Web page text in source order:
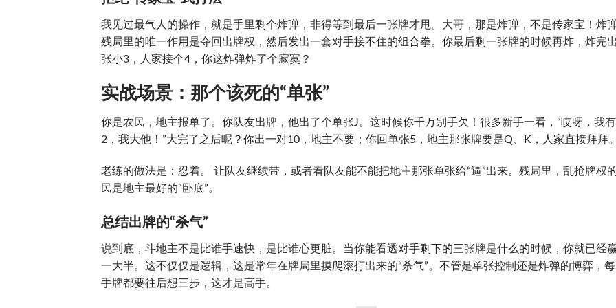
我见过最气人的操作，就是手里剩个炸弹，非得等到最后一张牌才甩。大哥，那是炸弹，不是传家宝！炸
残局里的唯一作用是夺回出牌权，然后发出一套对手接不住的组合拳。你最后剩一张牌的时候再炸，炸完
张小3，人家接个4，你这炸弹炸了个寂寞？
实战场景：那个该死的“单张”
你是农民，地主报单了。你队友出牌，他出了个单张J。这时候你千万别手欠！很多新手一看，“哎呀，我有
2，我大他！”大完了之后呢？你出一对10，地主不要；你回单张5，地主那张牌要是Q、K，人家直接拜拜。
老练的做法是：忍着。 让队友继续带，或者看队友能不能把地主那张单张给“逼”出来。残局里，乱抢牌权
民是地主最好的“卧底”。
总结出牌的“杀气”
说到底，斗地主不是比谁手速快，是比谁心更脏。当你能看透对手剩下的三张牌是什么的时候，你就已经
一大半。这不仅仅是逻辑，这是常年在牌局里摸爬滚打出来的“杀气”。不管是单张控制还是炸弹的博弈，
手牌都要往后想三步，这才是高手。